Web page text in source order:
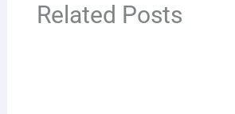
Related Posts